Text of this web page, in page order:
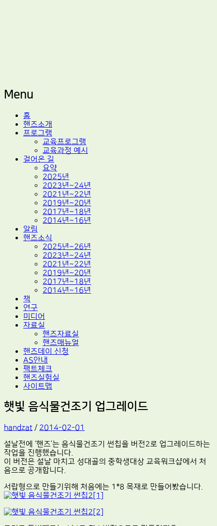
Menu
Skip
content
홈
핸즈소개
프로그램
교육프로그램
교육과정 예시
걸어온 길
요약
2025년
2023년~24년
2021년~22년
2019년~20년
2017년~18년
2014년~16년
알림
핸즈소식
2025년~26년
2023년~24년
2021년~22년
2019년~20년
2017년~18년
2014년~16년
책
연구
미디어
자료실
핸즈자료실
핸즈매뉴얼
핸즈데이 신청
AS안내
팩트체크
핸즈실험실
사이트맵
햇빛 음식물건조기 업그레이드
handzat / 2014-02-01
설날전에 ‘핸즈’는 음식물건조기 썬칩을 버전2로 업그레이드하는
작업을 진행했습니다.
이 버전은 설날 마치고 성대골의 중학생대상 교육워크샵에서 처
음으로 공개합니다.
서랍형으로 만들기위해 처음에는 1*8 목재로 만들어봤습니다.